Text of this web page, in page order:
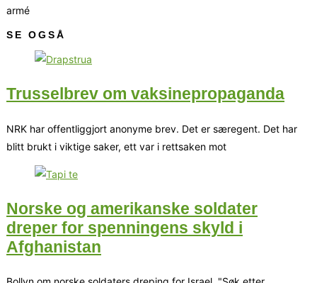
armé
SE OGSÅ
Trusselbrev om vaksinepropaganda
NRK har offentliggjort anonyme brev. Det er særegent. Det har
blitt brukt i viktige saker, ett var i rettsaken mot
Norske og amerikanske soldater
dreper for spenningens skyld i
Afghanistan